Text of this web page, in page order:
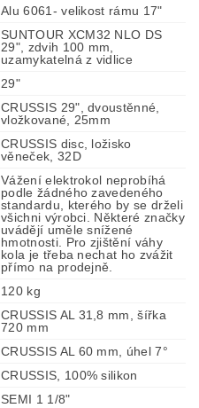
Alu 6061- velikost rámu 17"
SUNTOUR XCM32 NLO DS
29", zdvih 100 mm,
uzamykatelná z vidlice
29"
CRUSSIS 29", dvoustěnné,
vložkované, 25mm
CRUSSIS disc, ložisko
věneček, 32D
Vážení elektrokol neprobíhá
podle žádného zavedeného
standardu, kterého by se drželi
všichni výrobci. Některé značky
uvádějí uměle snížené
hmotnosti. Pro zjištění váhy
kola je třeba nechat ho zvážit
přímo na prodejně.
120 kg
CRUSSIS AL 31,8 mm, šířka
720 mm
CRUSSIS AL 60 mm, úhel 7°
CRUSSIS, 100% silikon
SEMI 1 1/8"